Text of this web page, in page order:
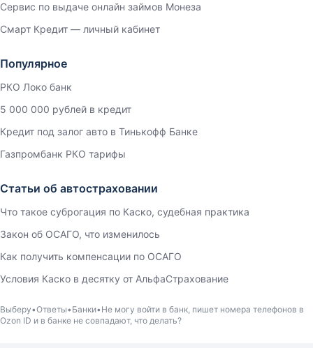
Сервис по выдаче онлайн займов Монеза
Смарт Кредит — личный кабинет
Популярное
РКО Локо банк
5 000 000 рублей в кредит
Кредит под залог авто в Тинькофф Банке
Газпромбанк РКО тарифы
Статьи об автостраховании
Что такое суброгация по Каско, судебная практика
Закон об ОСАГО, что изменилось
Как получить компенсации по ОСАГО
Условия Каско в десятку от АльфаСтрахование
Выберу Ответы Банки Не могу войти в банк, пишет номера телефонов в
Ozon ID и в банке не совпадают, что делать?